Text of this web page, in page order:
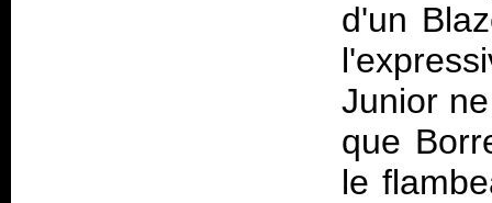
d'un
Junior
que
le